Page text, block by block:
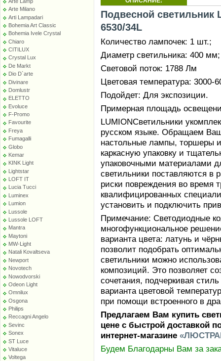
Arte Milano
Arti Lampadari
Bohemia Art Classic
Bohemia Ivele Crystal
Chiaro
CITILUX
Crystal Lux
De Markt
Dio D`arte
Divinare
Domlustr
ELETTO
Evoluce
F-Promo
Favourite
Freya
Fumagalli
Globo
Kemar
KINK Light
Lightstar
LOFT IT
Lucia Tucci
Luminex
Lumion
Lussole
Lussole LOFT
Mantra
Maytoni
MW-Light
Natali Kovaltseva
Newport
Novotech
Nowodvorski
Odeon Light
Omnilux
Osgona
Philips
Reccagni Angelo
Sevinc
Sonex
ST Luce
Vitaluce
Voltega
Подвесной светильник
6530/34L
Количество лампочек: 1 шт.;
Диаметр светильника: 400 мм;
Световой поток: 1788 Лм
Цветовая температура: 3000-
Подойдет: Для экспозиции.
Примерная площадь
LUMIONСветильники
русском языке. Обращаем
настольные лампы, торшеры
каркасную упаковку и
упаковочными материалами
светильники поставляются в
риски повреждения во время
квалифицированных
установить и подключить
Примечание: Светодиодные
многофункциональное
варианта цвета: латунь и
позволит подобрать
светильники можно
композиций. Это позволяет
сочетания, подчеркивая
варианта цветовой
при помощи встроенного в
Предлагаем Вам купить
цене с быстрой доставкой
интернет-магазине
Будем Благодарны Вам за